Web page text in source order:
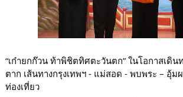
“เก๋ายกก๊วน ท้าพิชิตทิศตะวันตก” ในโอกาสเดิน
ตาก เส้นทางกรุงเทพฯ - แม่สอด - พบพระ – อุ้มผ
ท่องเที่ยว